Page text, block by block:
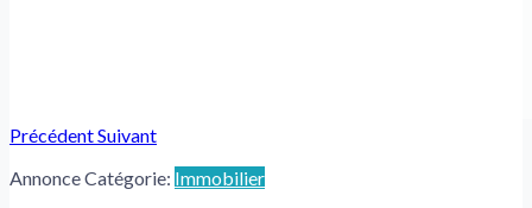
PrécédentSuivant
Annonce Catégorie: Immobilier